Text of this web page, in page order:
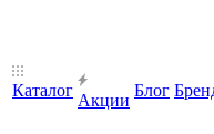
Каталог
Акции
Блог